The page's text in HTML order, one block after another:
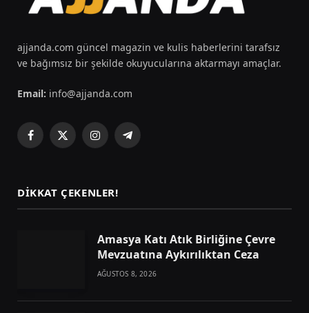
ajjanda.com güncel magazin ve kulis haberlerini tarafsız
ve bağımsız bir şekilde okuyucularına aktarmayı amaçlar.
Email: info@ajjanda.com
Facebook
X
InstagramTelegram
DIKKAT ÇEKENLER!
Amasya Katı Atık Birliğine Çevre
Mevzuatına Aykırılıktan Ceza
AĞUSTOS 8, 2026